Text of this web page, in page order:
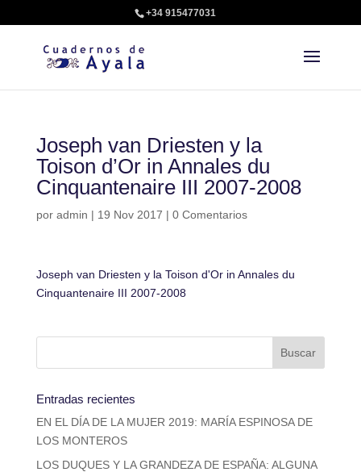
+34 915477031
Joseph van Driesten y la
Toison d’Or in Annales du
Cinquantenaire III 2007-2008
por admin | 19 Nov 2017 | 0 Comentarios
Joseph van Driesten y la Toison d'Or in Annales du
Cinquantenaire III 2007-2008
Entradas recientes
EN EL DÍA DE LA MUJER 2019: MARÍA ESPINOSA DE
LOS MONTEROS
LOS DUQUES Y LA GRANDEZA DE ESPAÑA: ALGUNA